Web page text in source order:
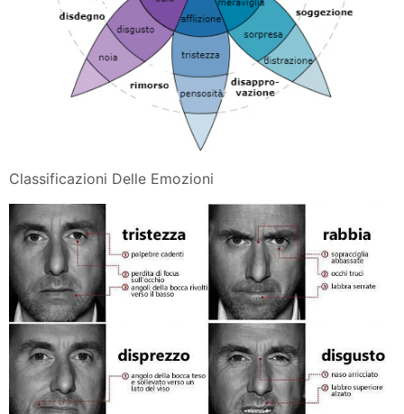
Classificazioni Delle Emozioni